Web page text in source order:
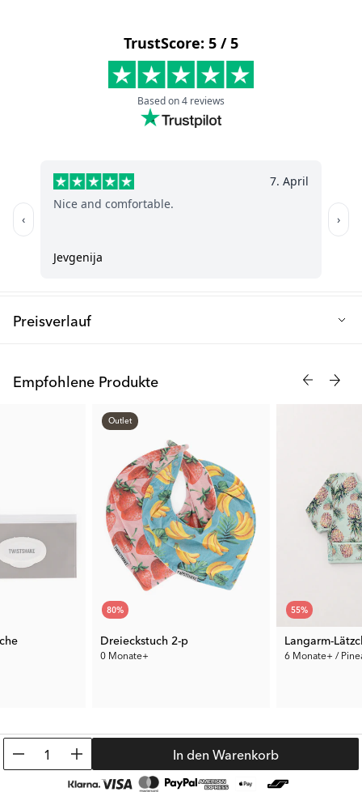
Material: PE-Kunststoff und PET
Spülmaschinenfest: Ja, im oberen Fach
Preisverlauf
Empfohlene Produkte
Outlet
80%
Dreieckstuch 2-p
0 Monate+
Vorh. Preis: 24.99 €
55%
Langarm-
6 Monate+ /
Vorh. Preis:
1 In den Warenkorb